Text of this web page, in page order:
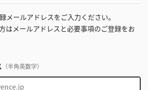
メールアドレスをご入力ください。
はメールアドレスと必要事項のご登録をお
（半角英数字）